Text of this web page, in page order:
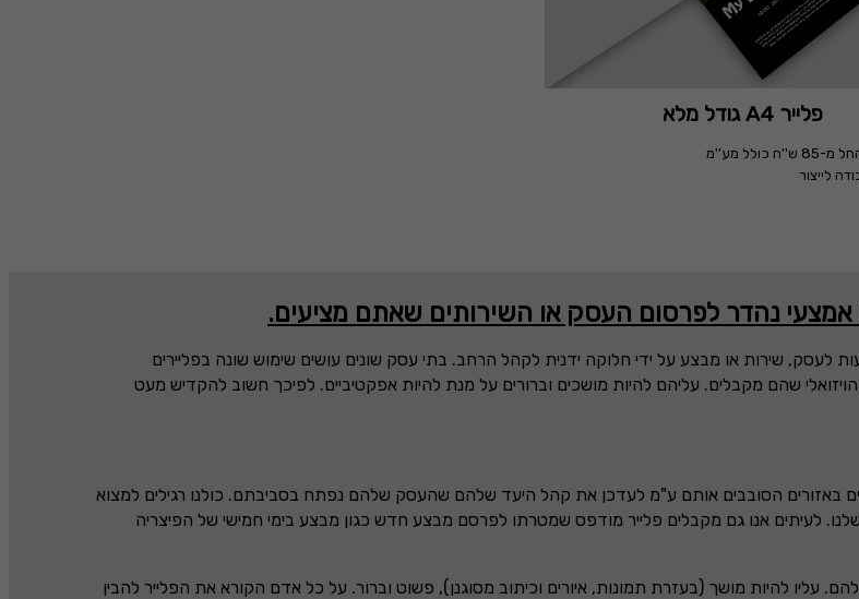
פלייר A4 גודל מלא
אמצעי נהדר לפרסום העסק או השירותים שאתם מציעים.
לעסק, שירות או מבצע על ידי חלוקה ידנית לקהל הרחב. בתי עסק שונים עושים שימוש שונה בפליירים
שהם מקבלים. עליהם להיות מושכים וברורים על מנת להיות אפקטיביים. לפיכך חשוב להקדיש מעט
באזורים הסובבים אותם ע"מ לעדכן את קהל היעד שלהם שהעסק שלהם נפתח בסביבתם. כולנו רגילים למצוא
לעיתים אנו גם מקבלים פלייר מודפס שמטרתו לפרסם מבצע חדש כגון מבצע בימי חמישי של הפיצריה
להיות מושך (בעזרת תמונות, איורים וכיתוב מסוגנן), פשוט וברור. על כל אדם הקורא את הפלייר להבין